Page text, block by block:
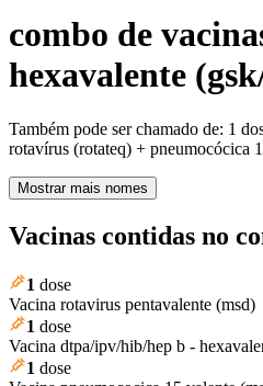
combo de
hexavalente
Também pode ser chamado de: 1
rotavírus (rotateq) + pneumocócica
Mostrar mais nomes
Vacinas contidas no
1 dose
Vacina rotavirus pentavalente (msd)
1 dose
Vacina dtpa/ipv/hib/hep b -
1 dose